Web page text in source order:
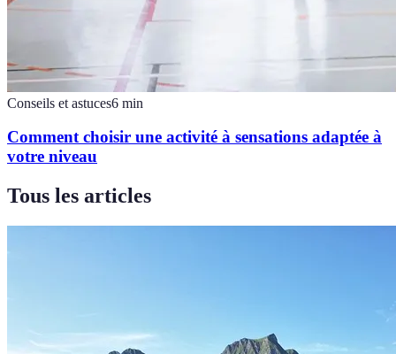
Conseils et astuces6 min
Comment choisir une activité à sensations adaptée à
votre niveau
Tous les articles